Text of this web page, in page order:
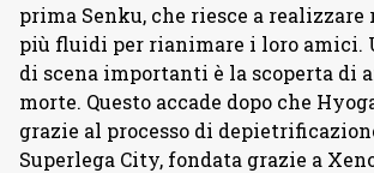
prima Senku, che riesce a realizzare
più fluidi per rianimare i loro amici.
di scena importanti è la scoperta di
morte. Questo accade dopo che
grazie al processo di
Superlega City, fondata grazie a